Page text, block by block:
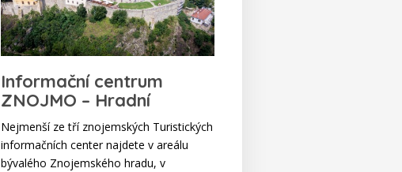
Informační centrum
ZNOJMO – Hradní
Nejmenší ze tří znojemských Turistických
informačních center najdete v areálu
bývalého Znojemského hradu, v